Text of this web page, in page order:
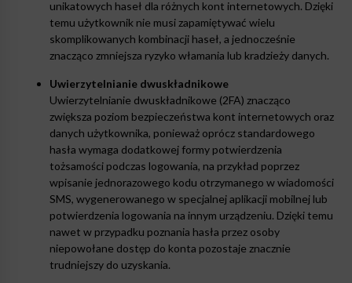
unikatowych haseł dla różnych kont internetowych. Dzięki
temu użytkownik nie musi zapamiętywać wielu
skomplikowanych kombinacji haseł, a jednocześnie
znacząco zmniejsza ryzyko włamania lub kradzieży danych.
Uwierzytelnianie dwuskładnikowe
Uwierzytelnianie dwuskładnikowe (2FA) znacząco
zwiększa poziom bezpieczeństwa kont internetowych oraz
danych użytkownika, ponieważ oprócz standardowego
hasła wymaga dodatkowej formy potwierdzenia
tożsamości podczas logowania, na przykład poprzez
wpisanie jednorazowego kodu otrzymanego w wiadomości
SMS, wygenerowanego w specjalnej aplikacji mobilnej lub
potwierdzenia logowania na innym urządzeniu. Dzięki temu
nawet w przypadku poznania hasła przez osoby
niepowołane dostęp do konta pozostaje znacznie
trudniejszy do uzyskania.